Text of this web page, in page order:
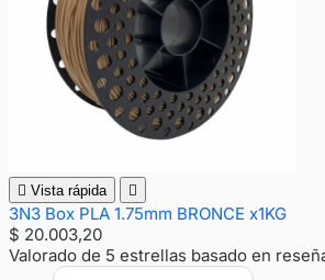
 Vista rápida 
3N3 Box PLA 1.75mm BRONCE x1KG
$ 20.003,20
Valorado de 5 estrellas basado en